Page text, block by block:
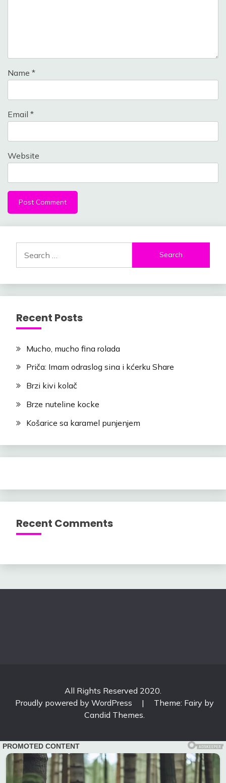
Name *
Email *
Website
for:
Recent Posts
Mucho, mucho fina rolada
Priča: Imam odraslog sina i kćerku Share
Brzi kivi kolač
Brze nuteline kocke
Košarice sa karamel punjenjem
Recent Comments
All Rights Reserved 2020.
Proudly powered by WordPress
|
Theme: Fairy by
Candid Themes